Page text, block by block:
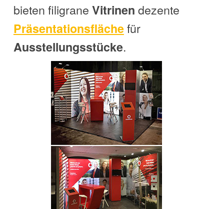
bieten filigrane Vitrinen dezente
Präsentationsflächefür
Ausstellungsstücke.